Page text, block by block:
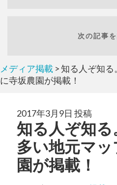
次の記事
メディア掲載 > 知る人ぞ知
に寺坂農園が掲載！
2017年3月9日 投稿
知る人ぞ知
多い地元マ
園が掲載！